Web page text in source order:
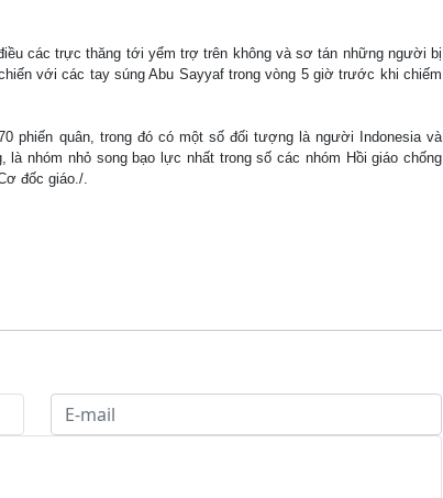
các trực thăng tới yểm trợ trên không và sơ tán những người bị
với các tay súng Abu Sayyaf trong vòng 5 giờ trước khi chiếm
phiến quân, trong đó có một số đối tượng là người Indonesia và
nhóm nhỏ song bạo lực nhất trong số các nhóm Hồi giáo chống
đốc giáo./.